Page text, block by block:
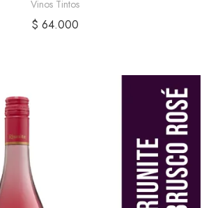
Vinos Tintos
$ 64.000